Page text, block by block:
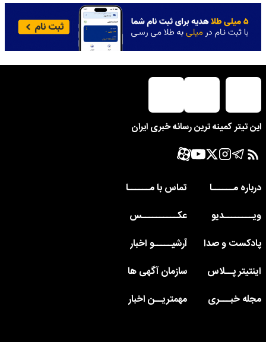
این تیتر کمینه ترین رسانه خبری ایران
درباره مــــــا
تماس با مــــــا
ویــــــــدیو
عکــــــــــس
پادکست و صدا
آرشیـــــو اخبار
اینتیتر پــلاس
سازمان آگهی ها
مجله خبـــری
مهمتریــن اخبار